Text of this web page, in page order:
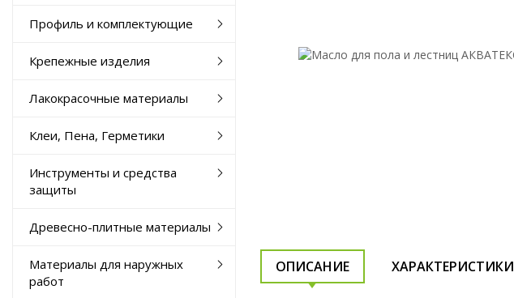
Профиль и комплектующие
Крепежные изделия
Лакокрасочные материалы
Клеи, Пена, Герметики
Инструменты и средства
защиты
Древесно-плитные материалы
Материалы для наружных
работ
ОПИСАНИЕ ХАРАКТЕРИСТИКИ